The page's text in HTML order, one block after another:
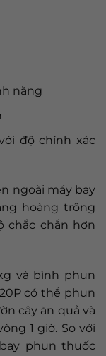
năng
độ chính xác
ngoài máy bay
hoàng trông
chắc chắn hơn
và bình phun
có thể phun
cây ăn quả và
1 giờ. So với
phun thuốc